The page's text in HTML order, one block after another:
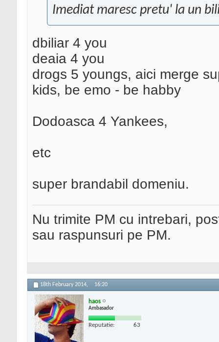
Imediat maresc pretu' la un
dbiliar 4 you
deaia 4 you
drogs 5 youngs, aici merge
kids, be emo - be habby
Dodoasca 4 Yankees,
etc
super brandabil domeniu.
Nu trimite PM cu intrebari,
sau raspunsuri pe PM.
18th February 2014, 16:20
haos
Ambasador
Reputatie: 63